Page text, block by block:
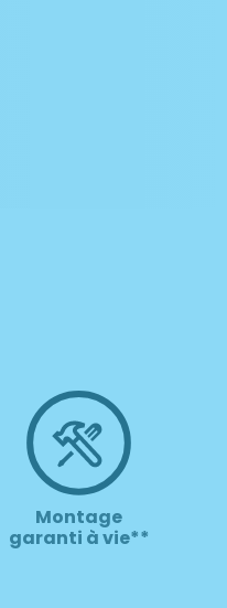
Montage
garanti à vie**